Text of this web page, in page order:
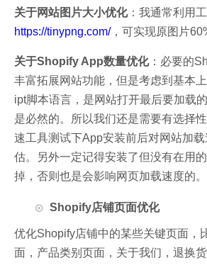
关于网站图片大小优化： 我通常利用
https://tinypng.com/，可实现原图片
关于Shopify App数量优化： 必要的
丰富拓展网站功能，但是考虑到基本
ipt脚本语言，是网站打开最后要加载
是必然的。所以我们还是需要有选择
速工具测试下App安装前后对网站加
估。另外一定记得安装了但没有在用
掉，否则也是会影响网页加载速度的。
Shopify店铺页面优化
优化Shopify店铺中的某些关键页面，
面，产品类别页面，关于我们，退换